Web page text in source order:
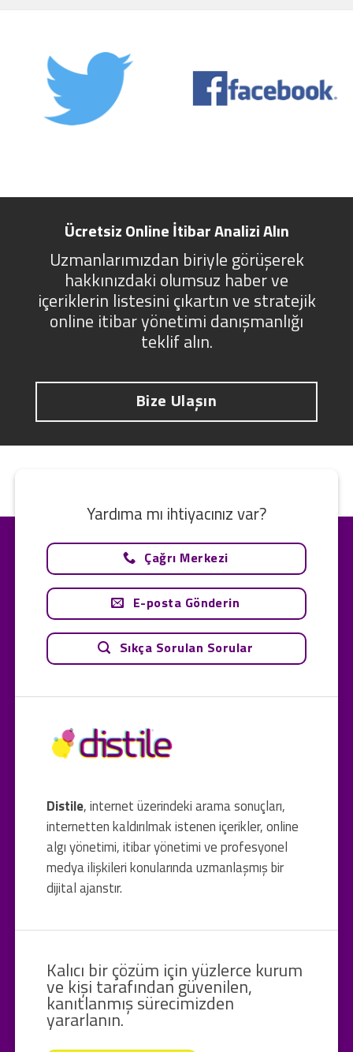
Ücretsiz Online İtibar Analizi Alın
Uzmanlarımızdan biriyle görüşerek
hakkınızdaki olumsuz haber ve
içeriklerin listesini çıkartın ve stratejik
online itibar yönetimi danışmanlığı
teklif alın.
Bize Ulaşın
Distile, internet üzerindeki arama sonuçları,
internetten kaldırılmak istenen içerikler, online
algı yönetimi, itibar yönetimi ve profesyonel
medya ilişkileri konularında uzmanlaşmış bir
dijital ajanstır.
Yardıma mı ihtiyacınız var?
Çağrı Merkezi
E-posta Gönderin
Sıkça Sorulan Sorular
Kalıcı bir çözüm için yüzlerce kurum
ve kişi tarafından güvenilen,
kanıtlanmış sürecimizden
yararlanın.